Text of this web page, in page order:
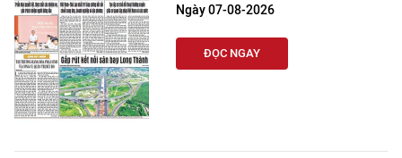
Ngày 07-08-2026
ĐỌC NGAY